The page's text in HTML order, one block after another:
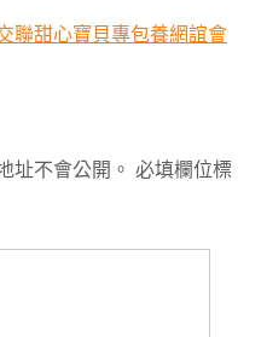
聯甜心寶貝專包養網誼會
址不會公開。 必填欄位標